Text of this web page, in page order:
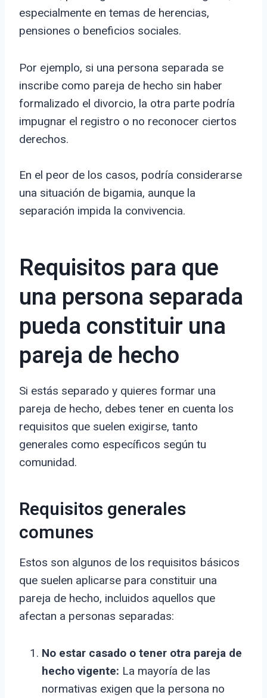
especialmente en temas de herencias,
pensiones o beneficios sociales.
Por ejemplo, si una persona separada se
inscribe como pareja de hecho sin haber
formalizado el divorcio, la otra parte podría
impugnar el registro o no reconocer ciertos
derechos.
En el peor de los casos, podría considerarse
una situación de bigamia, aunque la
separación impida la convivencia.
Requisitos para que
una persona separada
pueda constituir una
pareja de hecho
Si estás separado y quieres formar una
pareja de hecho, debes tener en cuenta los
requisitos que suelen exigirse, tanto
generales como específicos según tu
comunidad.
Requisitos generales
comunes
Estos son algunos de los requisitos básicos
que suelen aplicarse para constituir una
pareja de hecho, incluidos aquellos que
afectan a personas separadas:
No estar casado o tener otra pareja de
hecho vigente: La mayoría de las
normativas exigen que la persona no